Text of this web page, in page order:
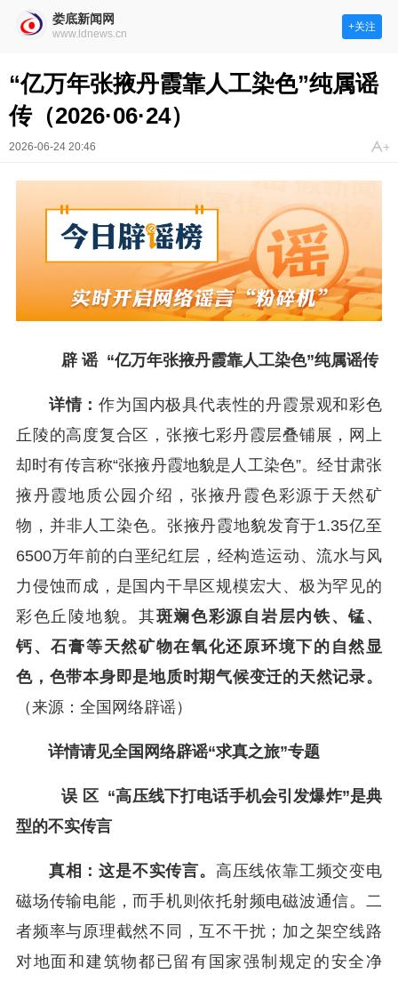
娄底新闻网
www.ldnews.cn
+关注
“亿万年张掖丹霞靠人工染色”纯属谣
传（2026·06·24）
2026-06-24 20:46
辟 谣 “亿万年张掖丹霞靠人工染色”纯属谣传
详情：作为国内极具代表性的丹霞景观和彩色
丘陵的高度复合区，张掖七彩丹霞层叠铺展，网上
却时有传言称“张掖丹霞地貌是人工染色”。经甘肃张
掖丹霞地质公园介绍，张掖丹霞色彩源于天然矿
物，并非人工染色。张掖丹霞地貌发育于1.35亿至
6500万年前的白垩纪红层，经构造运动、流水与风
力侵蚀而成，是国内干旱区规模宏大、极为罕见的
彩色丘陵地貌。其斑斓色彩源自岩层内铁、锰、
钙、石膏等天然矿物在氧化还原环境下的自然显
色，色带本身即是地质时期气候变迁的天然记录。
（来源：全国网络辟谣）
详情请见全国网络辟谣“求真之旅”专题
误 区 “高压线下打电话手机会引发爆炸”是典
型的不实传言
真相：这是不实传言。 高压线依靠工频交变电
磁场传输电能，而手机则依托射频电磁波通信。二
者频率与原理截然不同，互不干扰；加之架空线路
对地面和建筑物都已留有国家强制规定的安全净